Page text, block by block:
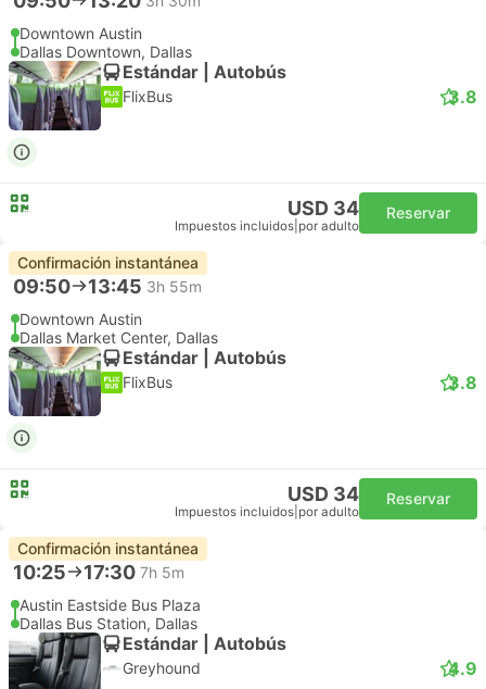
Downtown Austin
Dallas Downtown, Dallas
Estándar | Autobús
FlixBus 3.8
USD 34
Impuestos incluidos por adulto
Reservar
Confirmación instantánea
09:50 13:45 3h 55m
Downtown Austin
Dallas Market Center, Dallas
Estándar | Autobús
FlixBus 3.8
USD 34
Impuestos incluidos por adulto
Reservar
Confirmación instantánea
10:25 17:30 7h 5m
Austin Eastside Bus Plaza
Dallas Bus Station, Dallas
Estándar | Autobús
Greyhound 4.9